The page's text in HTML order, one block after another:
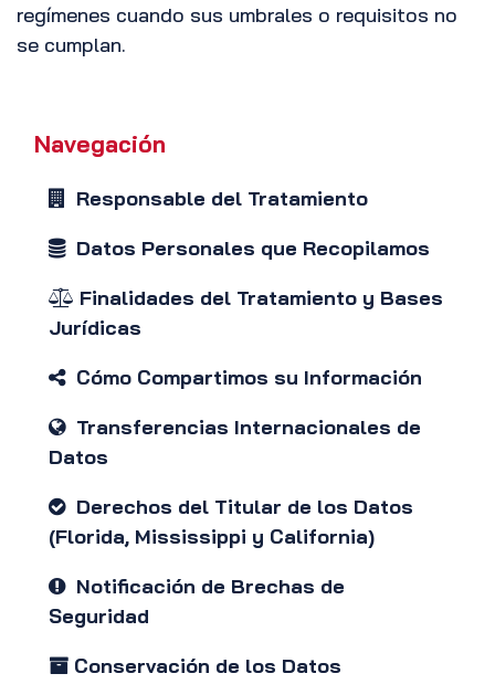
regímenes cuando sus umbrales o requisitos no
se cumplan.
Navegación
Responsable del Tratamiento
Datos Personales que Recopilamos
Finalidades del Tratamiento y Bases
Jurídicas
Cómo Compartimos su Información
Transferencias Internacionales de
Datos
Derechos del Titular de los Datos
(Florida, Mississippi y California)
Notificación de Brechas de
Seguridad
Conservación de los Datos